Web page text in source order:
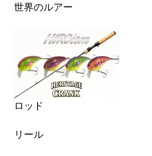
世界のルアー
ロッド
リール